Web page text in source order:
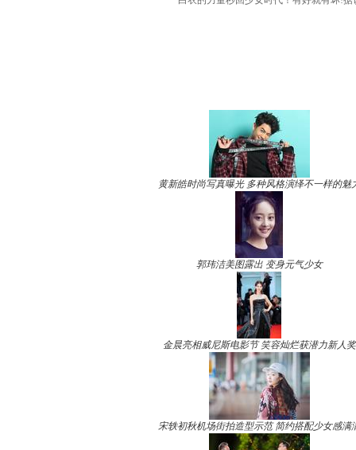
黄新皓时尚写真曝光 多种风格演绎不一样的魅
郭玮洁美图露出 变身元气少女
金晨亮相威尼斯电影节 笑容灿烂获潜力新人奖
宋轶初秋机场街拍造型示范 简约搭配少女感满